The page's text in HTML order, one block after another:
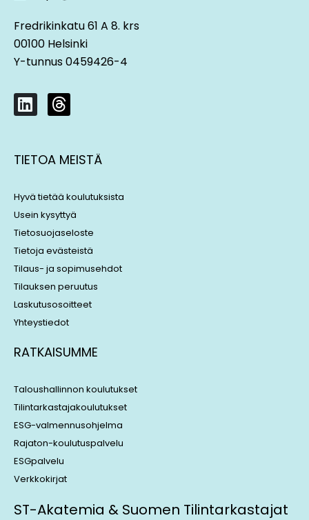
Fredrikinkatu 61 A 8. krs
00100 Helsinki
Y-tunnus 0459426-4
L
i
k
e
i
n
T
h
e
a
s
TIETOA MEISTÄ
Hyvä tietää koulutuksista
Usein kysyttyä
Tietosuojaseloste
Tietoja evästeistä
Tilaus- ja sopimusehdot
Tilauksen peruutus
Laskutusosoitteet
Yhteystiedot
RATKAISUMME
Taloushallinnon koulutukset
Tilintarkastajakoulutukset
ESG-valmennusohjelma
Rajaton-koulutuspalvelu
ESGpalvelu
Verkkokirjat
ST-Akatemia & Suomen Tilintarkastajat